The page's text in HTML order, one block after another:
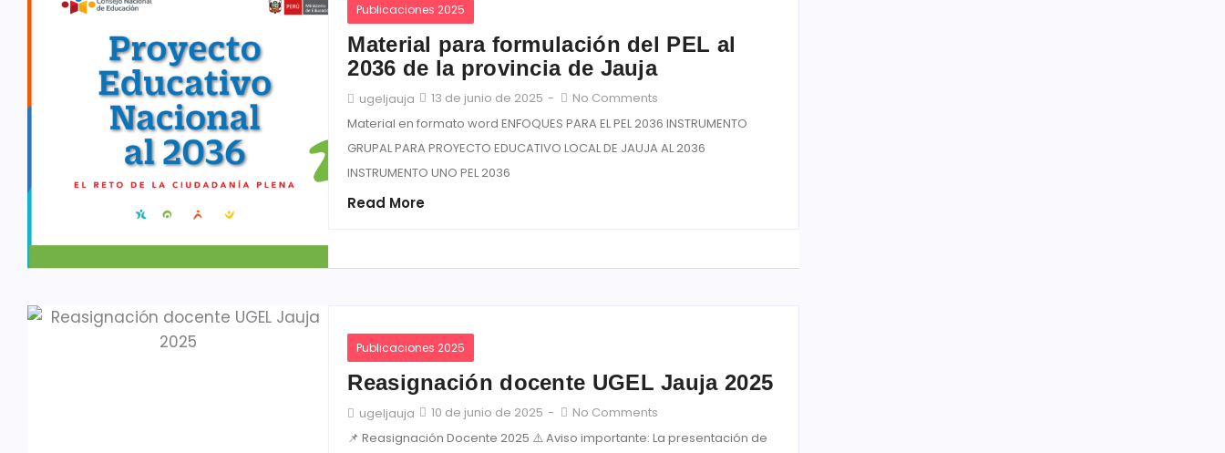
Publicaciones 2025
Material para formulación del PEL al
2036 de la provincia de Jauja
ugeljauja 13 de junio de 2025 -
No Comments
Material en formato word ENFOQUES PARA EL PEL 2036 INSTRUMENTO
GRUPAL PARA PROYECTO EDUCATIVO LOCAL DE JAUJA AL 2036
INSTRUMENTO UNO PEL 2036
Read More
Publicaciones 2025
Reasignación docente UGEL Jauja 2025
ugeljauja 10 de junio de 2025 -
No Comments
📌 Reasignación Docente 2025 ⚠️ Aviso importante: La presentación de